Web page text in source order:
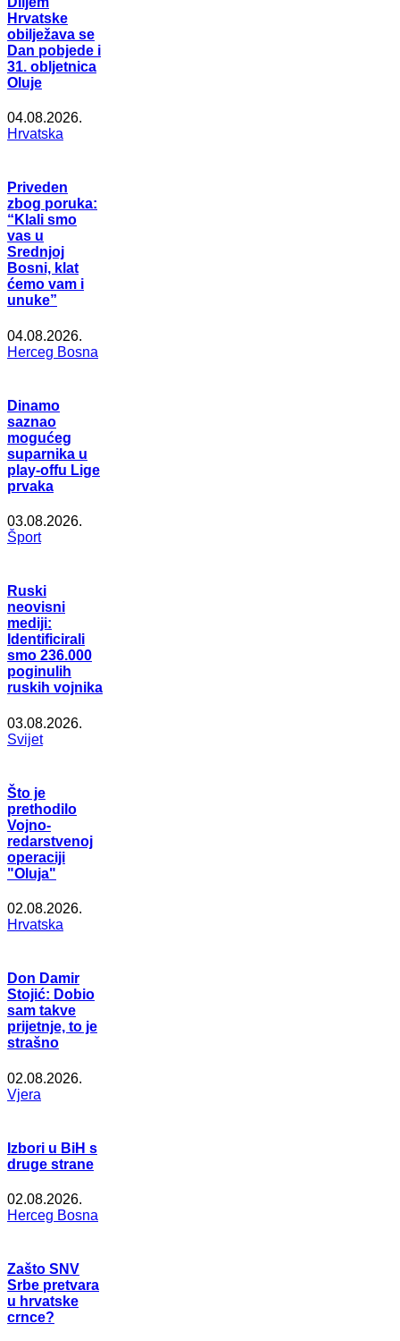
Hrvatske
obilježava se
Dan pobjede i
31. obljetnica
Oluje
04.08.2026.
Hrvatska
Priveden
zbog poruka:
“Klali smo
vas u
Srednjoj
Bosni, klat
ćemo vam i
unuke”
04.08.2026.
Herceg Bosna
Dinamo
saznao
mogućeg
suparnika u
play-offu Lige
prvaka
03.08.2026.
Šport
Ruski
neovisni
mediji:
Identificirali
smo 236.000
poginulih
ruskih vojnika
03.08.2026.
Svijet
Što je
prethodilo
Vojno-
redarstvenoj
operaciji
"Oluja"
02.08.2026.
Hrvatska
Don Damir
Stojić: Dobio
sam takve
prijetnje, to je
strašno
02.08.2026.
Vjera
Izbori u BiH s
druge strane
02.08.2026.
Herceg Bosna
Zašto SNV
Srbe pretvara
u hrvatske
crnce?